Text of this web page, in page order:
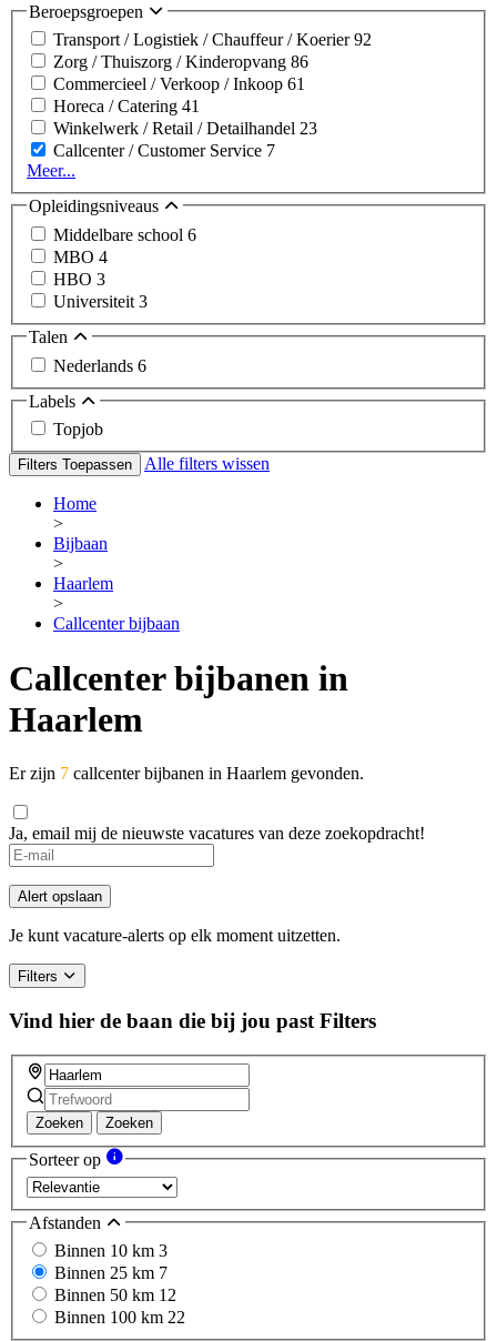
Beroepsgroepen
Transport / Logistiek / Chauffeur / Koerier92
Zorg / Thuiszorg / Kinderopvang 86
Commercieel / Verkoop / Inkoop 61
Horeca / Catering 41
Winkelwerk / Retail / Detailhandel 23
Callcenter / Customer Service 7
Meer...
Opleidingsniveaus
Middelbare school 6
MBO 4
HBO 3
Universiteit 3
Talen
Nederlands 6
Labels
Topjob
Filters Toepassen Alle filters wissen
Home
>
Bijbaan
>
Haarlem
>
Callcenter bijbaan
Callcenter bijbanen in
Haarlem
Er zijn 7 callcenter bijbanen in Haarlem gevonden.
Ja, email mij de nieuwste vacatures van deze zoekopdracht!
If
you
are
a
human,
this
field
Alert opslaan
Je kunt vacature-alerts op elk moment uitzetten.
Filters
Vind hier de baan die bij jou past Filters
Zoeken Zoeken
Sorteer op
Afstanden
Binnen 10 km 3
Binnen 25 km 7
Binnen 50 km 12
Binnen 100 km 22